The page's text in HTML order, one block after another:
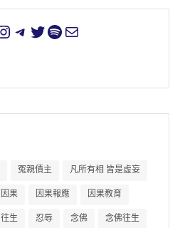
冤親債主 凡所有相 皆是虛妄
因果 因果報應 因果教育
往生 忍辱 念佛 念佛往生